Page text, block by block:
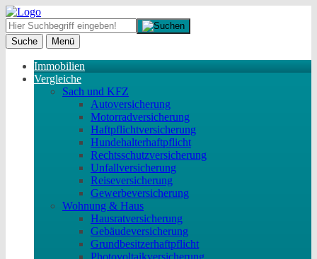
Suche Menü
Immobilien
Vergleiche
Sach und KFZ
Autoversicherung
Motorradversicherung
Haftpflichtversicherung
Hundehalterhaftpflicht
Rechtsschutzversicherung
Unfallversicherung
Reiseversicherung
Gewerbeversicherung
Wohnung & Haus
Hausratversicherung
Gebäudeversicherung
Grundbesitzerhaftpflicht
Photovoltaikversicherung